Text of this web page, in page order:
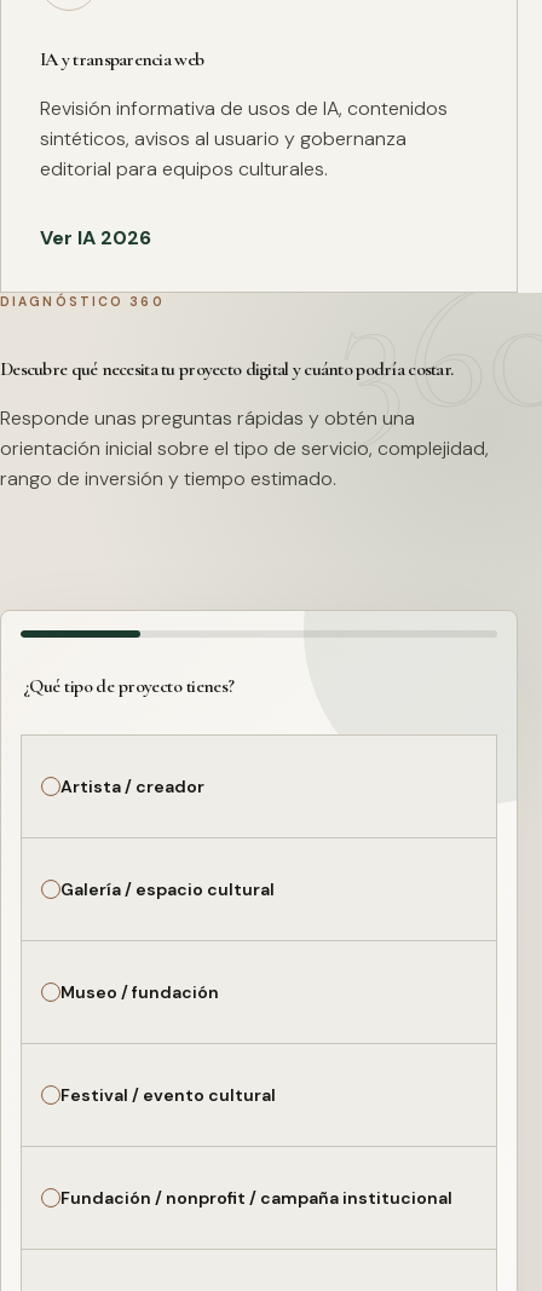
IA y transparencia web
Revisión informativa de usos de IA, contenidos
sintéticos, avisos al usuario y gobernanza
editorial para equipos culturales.
Ver IA 2026
DIAGNÓSTICO 360
Descubre qué necesita tu proyecto digital y cuánto podría costar.
Responde unas preguntas rápidas y obtén una
orientación inicial sobre el tipo de servicio, complejidad,
rango de inversión y tiempo estimado.
¿Qué tipo de proyecto tienes?
Artista / creador
Galería / espacio cultural
Museo / fundación
Festival / evento cultural
Fundación / nonprofit / campaña institucional